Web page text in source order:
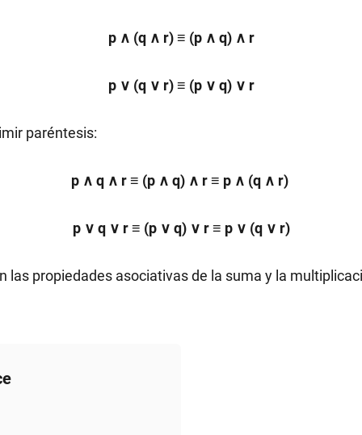
p ∧ (q ∧ r) ≡ (p ∧ q) ∧ r
p ∨ (q ∨ r) ≡ (p ∨ q) ∨ r
paréntesis:
p ∧ q ∧ r ≡ (p ∧ q) ∧ r ≡ p ∧ (q ∧ r)
p ∨ q ∨ r ≡ (p ∨ q) ∨ r ≡ p ∨ (q ∨ r)
las propiedades asociativas de la suma y la